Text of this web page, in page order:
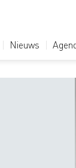
Nieuws